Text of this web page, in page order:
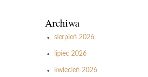
Archiwa
sierpień 2026
lipiec 2026
kwiecień 2026